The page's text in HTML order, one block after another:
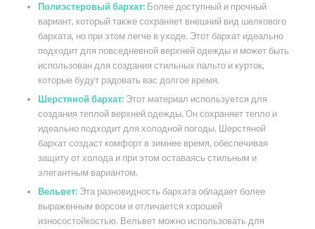
Полиэстеровый бархат:Более доступный и прочный
вариант, который также сохраняет внешний вид шелкового
бархата, но при этом легче в уходе. Этот бархат идеально
подходит для повседневной верхней одежды и может быть
использован для создания стильных пальто и курток,
которые будут радовать вас долгое время.
Шерстяной бархат:Этот материал используется для
создания теплой верхней одежды. Он сохраняет тепло и
идеально подходит для холодной погоды. Шерстяной
бархат создаст комфорт в зимнее время, обеспечивая
защиту от холода и при этом оставаясь стильным и
элегантным вариантом.
Вельвет:Эта разновидность бархата обладает более
выраженным ворсом и отличается хорошей
износостойкостью. Вельвет можно использовать для